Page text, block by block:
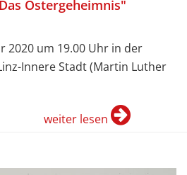
Ostergeheimnis"
2020 um 19.00 Uhr in der
Innere Stadt (Martin Luther
weiter lesen